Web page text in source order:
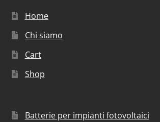
Home
Chi siamo
Cart
Shop
Batterie per impianti fotovoltaici